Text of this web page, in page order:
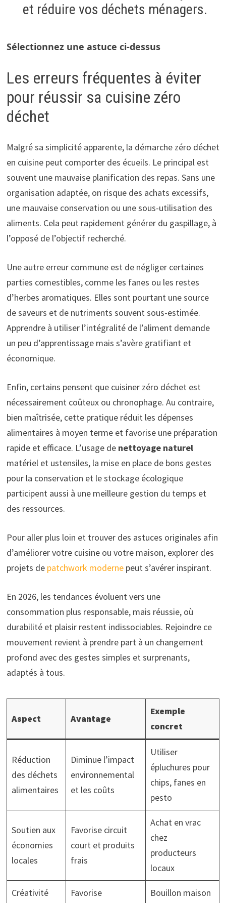
et réduire vos déchets ménagers.
Sélectionnez une astuce ci-dessus
lorsque vous cliquez sur une astuce.
Les erreurs fréquentes à éviter
pour réussir sa cuisine zéro
déchet
Malgré sa simplicité apparente, la démarche zéro déchet
en cuisine peut comporter des écueils. Le principal est
souvent une mauvaise planification des repas. Sans une
organisation adaptée, on risque des achats excessifs,
une mauvaise conservation ou une sous-utilisation des
aliments. Cela peut rapidement générer du gaspillage, à
l’opposé de l’objectif recherché.
Une autre erreur commune est de négliger certaines
parties comestibles, comme les fanes ou les restes
d’herbes aromatiques. Elles sont pourtant une source
de saveurs et de nutriments souvent sous-estimée.
Apprendre à utiliser l’intégralité de l’aliment demande
un peu d’apprentissage mais s’avère gratifiant et
économique.
Enfin, certains pensent que cuisiner zéro déchet est
nécessairement coûteux ou chronophage. Au contraire,
bien maîtrisée, cette pratique réduit les dépenses
alimentaires à moyen terme et favorise une préparation
rapide et efficace. L’usage de nettoyage naturel
matériel et ustensiles, la mise en place de bons gestes
pour la conservation et le stockage écologique
participent aussi à une meilleure gestion du temps et
des ressources.
Pour aller plus loin et trouver des astuces originales afin
d’améliorer votre cuisine ou votre maison, explorer des
projets de patchwork modernepeut s’avérer inspirant.
En 2026, les tendances évoluent vers une
consommation plus responsable, mais réussie, où
durabilité et plaisir restent indissociables. Rejoindre ce
mouvement revient à prendre part à un changement
profond avec des gestes simples et surprenants,
adaptés à tous.
Aspect Avantage
Exemple
concret
Réduction
des déchets
alimentaires
Diminue l’impact
environnemental
et les coûts
Utiliser
épluchures pour
chips, fanes en
pesto
Soutien aux
économies
locales
Favorise circuit
court et produits
frais
Achat en vrac
chez
producteurs
locaux
Créativité
Favorise
Bouillon maison